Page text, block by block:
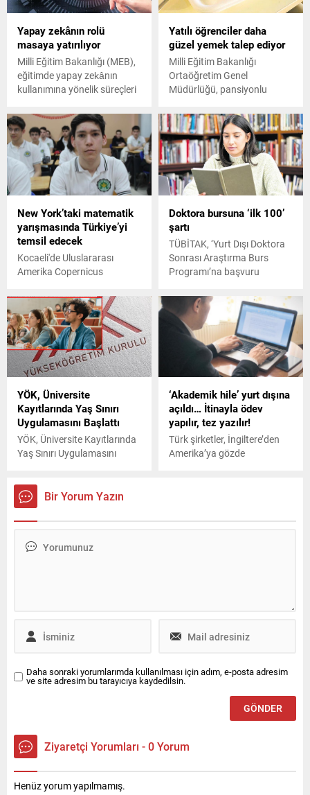
Yapay zekânın rolü
masaya yatırılıyor
Milli Eğitim Bakanlığı (MEB),
eğitimde yapay zekânın
kullanımına yönelik süreçleri
düzeyde yürütülecek
çalışmaları belirlemek
amacıyla “Eğitimde Yapay
Zekâ Uygulamaları
Uluslararası Forumu”
düzenleyecek.
Yatılı öğrenciler daha
güzel yemek talep ediyor
Milli Eğitim Bakanlığı
Ortaöğretim Genel
Müdürlüğü, pansiyonlu
kaldıkları yerlerden
memnuniyetlerini sordu.
New York’taki matematik
yarışmasında Türkiye’yi
temsil edecek
Kocaeli'de Uluslararası
Amerika Copernicus
elemesine katılan lise
öğrencisi Hasan Ensari Ay,
Türkiye'den 3 bin 500 öğrenci
arasından gümüş madalya
kazanarak, New York'a final
maçı için davet edildi.
Doktora bursuna ‘ilk 100’
şartı
TÜBİTAK, ‘Yurt Dışı Doktora
Sonrası Araştırma Burs
Programı’na başvuru
YÖK, Üniversite
Kayıtlarında Yaş Sınırı
Uygulamasını Başlattı
YÖK, Üniversite Kayıtlarında
Yaş Sınırı Uygulamasını
‘Akademik hile’ yurt dışına
açıldı… İtinayla ödev
yapılır, tez yazılır!
Türk şirketler, İngiltere’den
Amerika’ya gözde
tezlerini yazıyorlar, hatta
Bir Yorum Yazın
Daha sonraki yorumlarımda kullanılması için adım, e-posta adresim
ve site adresim bu tarayıcıya kaydedilsin.
Ziyaretçi Yorumları - 0 Yorum
Henüz yorum yapılmamış.